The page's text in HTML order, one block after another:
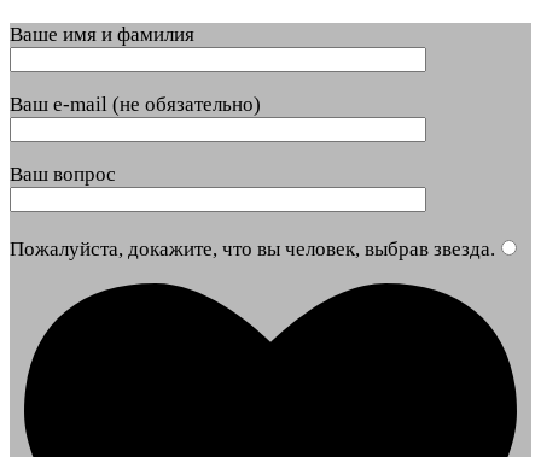
Ваше имя и фамилия
Ваш e-mail (не обязательно)
Ваш вопрос
Пожалуйста, докажите, что вы человек, выбрав звезда.